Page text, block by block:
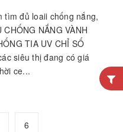
tìm đủ loaii chống nắng,
NẮNG VÀNH
TIA UV CHỈ SỐ
siêu thị đang có giá
ce...
6